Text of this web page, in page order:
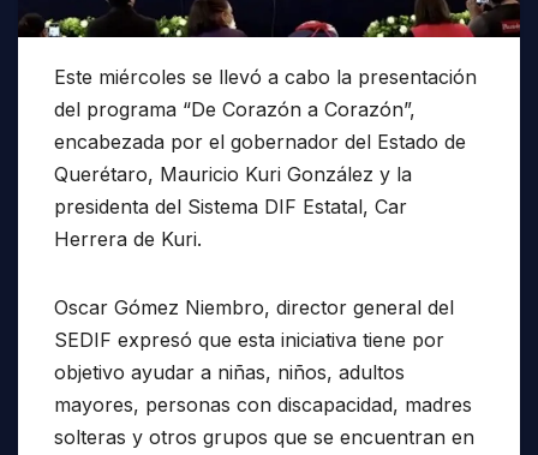
Este miércoles se llevó a cabo la presentación
del programa “De Corazón a Corazón”,
encabezada por el gobernador del Estado de
Querétaro, Mauricio Kuri González y la
presidenta del Sistema DIF Estatal, Car
Herrera de Kuri.
Oscar Gómez Niembro, director general del
SEDIF expresó que esta iniciativa tiene por
objetivo ayudar a niñas, niños, adultos
mayores, personas con discapacidad, madres
solteras y otros grupos que se encuentran en